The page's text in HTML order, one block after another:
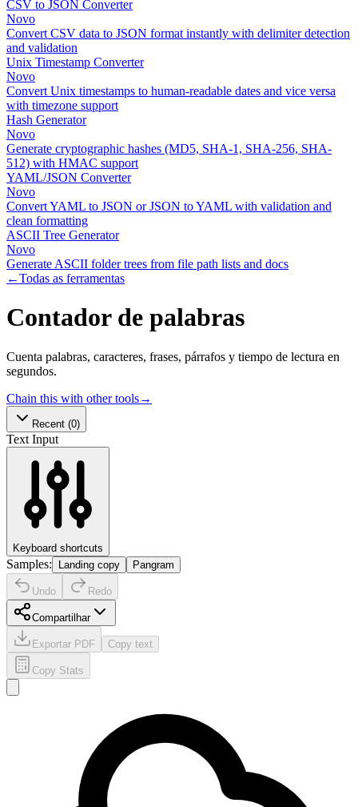
CSV to JSON Converter
Novo
Convert CSV data to JSON format instantly with delimiter detection
and validation
Unix Timestamp Converter
Novo
Convert Unix timestamps to human-readable dates and vice versa
with timezone support
Hash Generator
Novo
Generate cryptographic hashes (MD5, SHA-1, SHA-256, SHA-
512) with HMAC support
YAML/JSON Converter
Novo
Convert YAML to JSON or JSON to YAML with validation and
clean formatting
ASCII Tree Generator
Novo
Generate ASCII folder trees from file path lists and docs
←Todas as ferramentas
Contador de palabras
Cuenta palabras, caracteres, frases, párrafos y tiempo de lectura en
segundos.
Chain this with other tools→
Recent (0)
Text Input
Keyboard shortcuts
Samples: Landing copy Pangram
Undo Redo
Compartilhar
Exportar PDF Copy text
Copy Stats